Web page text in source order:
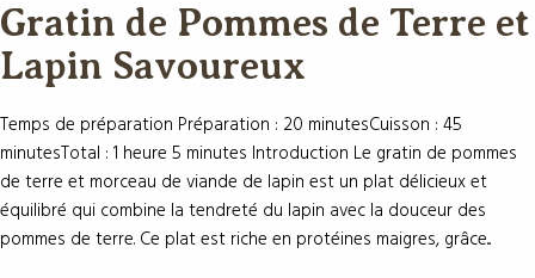
Gratin de Pommes de Terre et
Lapin Savoureux
Temps de préparation Préparation : 20 minutesCuisson : 45
minutesTotal : 1 heure 5 minutes Introduction Le gratin de pommes
de terre et morceau de viande de lapin est un plat délicieux et
équilibré qui combine la tendreté du lapin avec la douceur des
pommes de terre. Ce plat est riche en protéines maigres, grâce...